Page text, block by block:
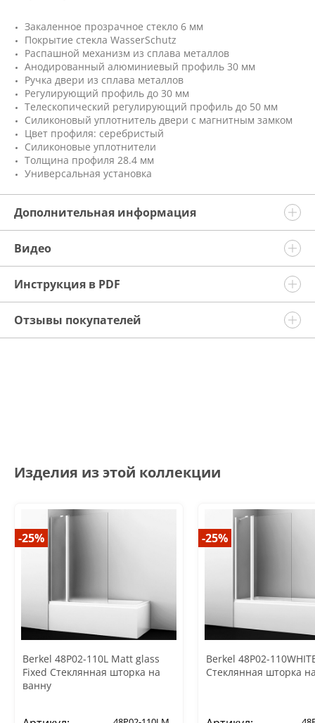
Закаленное прозрачное стекло 6 мм
Покрытие стекла WasserSchutz
Распашной механизм из сплава металлов
Анодированный алюминиевый профиль 30 мм
Ручка двери из сплава металлов
Регулирующий профиль до 30 мм
Телескопический регулирующий профиль до 50 мм
Силиконовый уплотнитель двери с магнитным замком
Цвет профиля: серебристый
Силиконовые уплотнители
Толщина профиля 28.4 мм
Универсальная установка
Дополнительная информация
Видео
Инструкция в PDF
Отзывы покупателей
Изделия из этой коллекции
-25%
Berkel 48P02-110L Matt glass
Fixed Стеклянная шторка на
ванну
-25%
Berkel 48P02-
Стеклянная шторка